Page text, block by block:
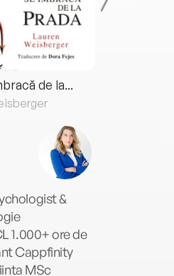
de la...
&
1.000+ ore de
Cappfinity
MSc